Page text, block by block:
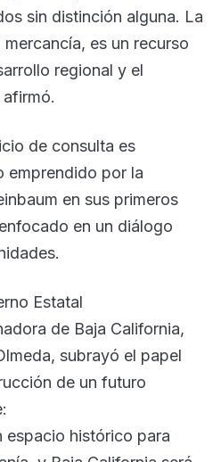
sin distinción alguna. La
es un recurso
regional y el
afirmó.
de consulta es
emprendido por la
en sus primeros
en un diálogo
Estatal
de Baja California,
subrayó el papel
de un futuro
espacio histórico para